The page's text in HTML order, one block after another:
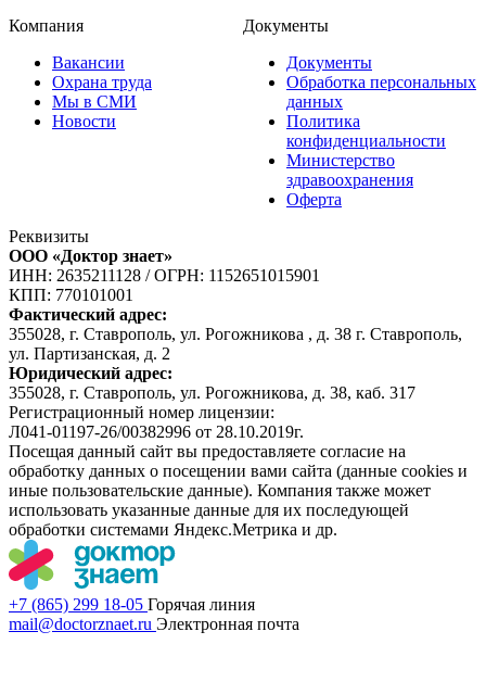
Компания
Вакансии
Охрана труда
Мы в СМИ
Новости
Документы
Документы
Обработка персональных
данных
Политика
конфиденциальности
Министерство
здравоохранения
Оферта
Реквизиты
ООО «Доктор знает»
ИНН: 2635211128 /ОГРН: 1152651015901
КПП: 770101001
Фактический адрес:
355028, г. Ставрополь, ул. Рогожникова , д. 38 г. Ставрополь,
ул. Партизанская, д. 2
Юридический адрес:
355028, г. Ставрополь, ул. Рогожникова, д. 38, каб. 317
Регистрационный номер лицензии:
Л041-01197-26/00382996 от 28.10.2019г.
Посещая данный сайт вы предоставляете согласие на
обработку данных о посещении вами сайта (данные cookies и
иные пользовательские данные). Компания также может
использовать указанные данные для их последующей
обработки системами Яндекс.Метрика и др.
+7 (865) 299 18-05 Горячая линия
mail@doctorznaet.ru Электронная почта